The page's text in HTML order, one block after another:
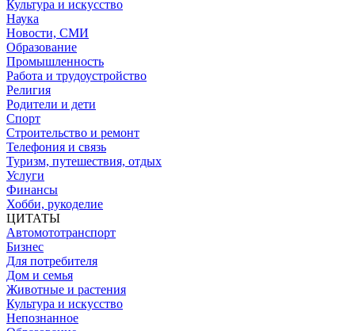
Культура и искусство
Наука
Новости, СМИ
Образование
Промышленность
Работа и трудоустройство
Религия
Родители и дети
Спорт
Строительство и ремонт
Телефония и связь
Туризм, путешествия, отдых
Услуги
Финансы
Хобби, рукоделие
ЦИТАТЫ
Автомототранспорт
Бизнес
Для потребителя
Дом и семья
Животные и растения
Культура и искусство
Непознанное